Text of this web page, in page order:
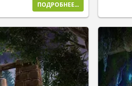
ПОДРОБНЕЕ...